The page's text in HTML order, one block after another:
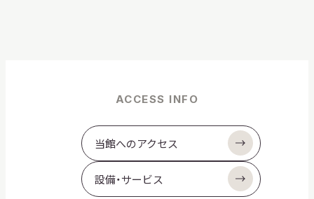
ACCESS INFO
当館へのアクセス
設備・サービス